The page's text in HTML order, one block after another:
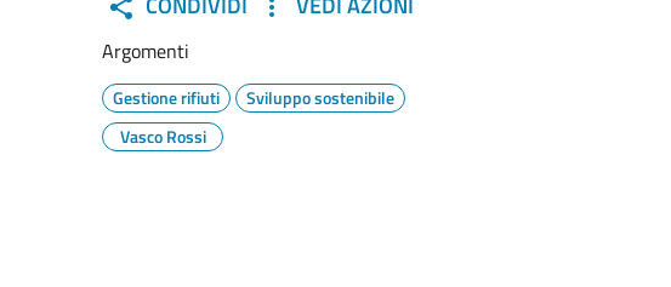
Argomenti
Gestione rifiuti
Sviluppo sostenibile
Vasco Rossi